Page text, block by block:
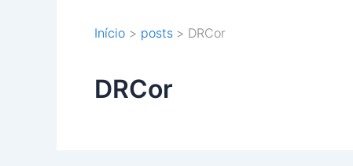
Início posts DRCor
DRCor